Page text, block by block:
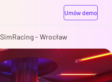
Umów demo
- Wrocław